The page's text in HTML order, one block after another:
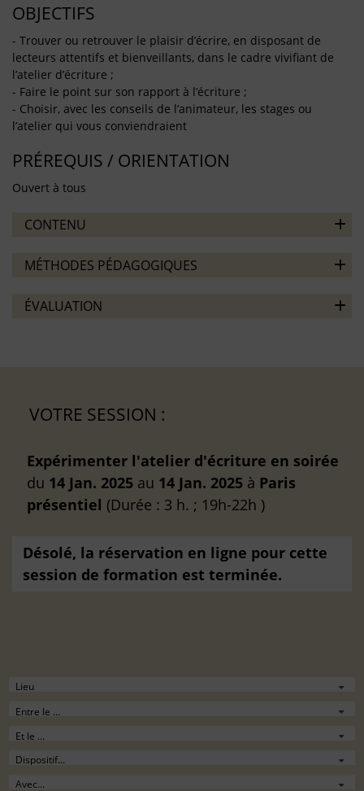
OBJECTIFS
- Trouver ou retrouver le plaisir d’écrire, en disposant de
lecteurs attentifs et bienveillants, dans le cadre vivifiant de
l’atelier d’écriture ;
- Faire le point sur son rapport à l’écriture ;
- Choisir, avec les conseils de l’animateur, les stages ou
l’atelier qui vous conviendraient
PRÉREQUIS / ORIENTATION
Ouvert à tous
CONTENU
MÉTHODES PÉDAGOGIQUES
ÉVALUATION
VOTRE SESSION :
Expérimenter l'atelier d'écriture en soirée
du 14 Jan. 2025 au 14 Jan. 2025 à Paris
présentiel (Durée : 3 h. ; 19h-22h )
Désolé, la réservation en ligne pour cette
session de formation est terminée.